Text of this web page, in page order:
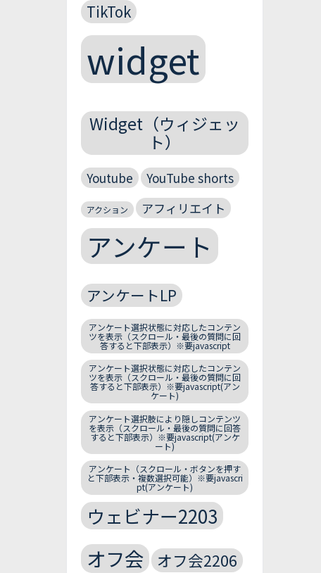
TikTok
widget
Widget（ウィジェッ
ト）
Youtube YouTube shorts
アクション アフィリエイト
アンケート
アンケートLP
アンケート選択状態に対応したコンテン
ツを表示（スクロール・最後の質問に回
答すると下部表示）※要javascript
アンケート選択状態に対応したコンテン
ツを表示（スクロール・最後の質問に回
答すると下部表示）※要javascript(アン
ケート)
アンケート選択肢により隠しコンテンツ
を表示（スクロール・最後の質問に回答
すると下部表示）※要javascript(アンケ
ート)
アンケート（スクロール・ボタンを押す
と下部表示・複数選択可能）※要javascri
pt(アンケート)
ウェビナー2203
オフ会 オフ会2206